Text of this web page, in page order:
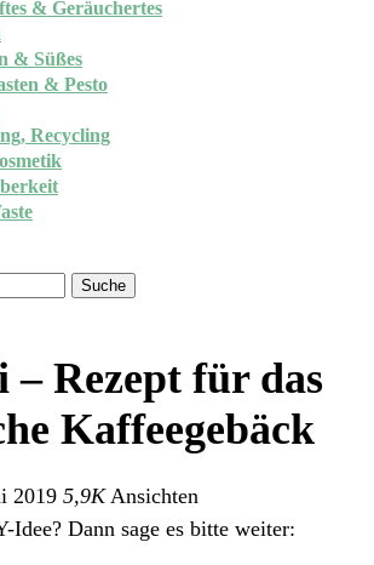
& Geräuchertes
& Süßes
& Pesto
Recycling
Suche
Rezept für das
Kaffeegebäck
2019 5,9KAnsichten
Dann sage es bitte weiter: